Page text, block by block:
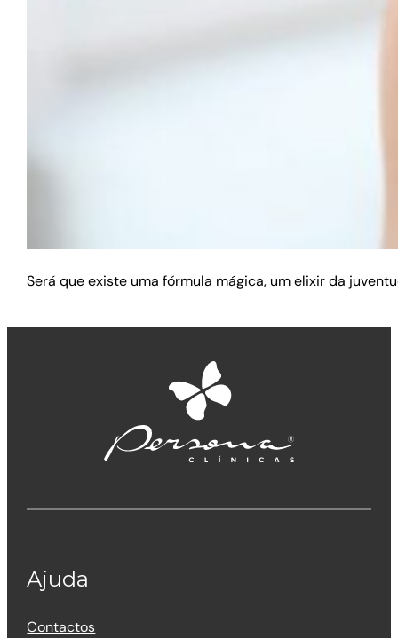
Será que existe uma fórmula mágica, um elixir da
Ajuda
Contactos